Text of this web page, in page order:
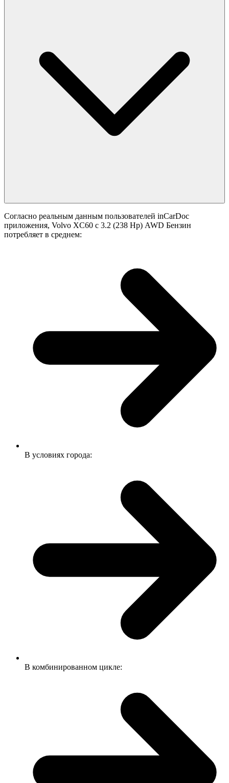
Согласно реальным данным пользователей inCarDoc
приложения, Volvo XC60 с 3.2 (238 Hp) AWD Бензин
потребляет в среднем:
В условиях города:
В комбинированном цикле: